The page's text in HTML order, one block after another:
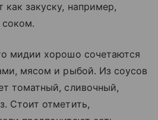
закуску, например,
мидии хорошо сочетаются
мясом и рыбой. Из соусов
томатный, сливочный,
Стоит отметить,